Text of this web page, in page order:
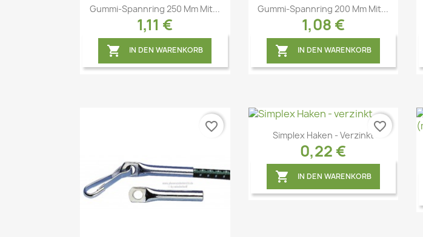
Vorschau
Gummi-Spannring 250 Mm Mit...
1,11 €
 IN DEN WARENKORB
Vorschau
Gummi-Spannring 200 Mm Mit...
1,08 €
 IN DEN WARENKORB
favorite_border
Simplex Haken - Verzinkt
0,22 €
 IN DEN WARENKORB
favorite_border